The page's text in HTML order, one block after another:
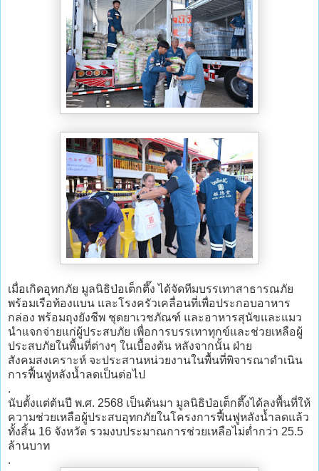
เมื่อเกิดอุทกภัย มูลนิธิป่อเต็กตึ๊ง ได้จัดทีมบรรเทาสาธารณภัย
พร้อมเรือท้องแบน และโรงครัวเคลื่อนที่เพื่อประกอบอาหาร
กล่อง พร้อมถุงยังชีพ ชุดยาเวชภัณฑ์ และอาหารสุนัขและแมว
นำแจกจ่ายแก่ผู้ประสบภัย เพื่อการบรรเทาทุกข์และช่วยเหลือผู้
ประสบภัยในพื้นที่ต่างๆ ในเบื้องต้น หลังจากนั้น ฝ่าย
สังคมสงเคราะห์ จะประสานหน่วยงานในพื้นที่พิจารณาดำเนิน
การฟื้นฟูหลังน้ำลดเป็นต่อไป
.
นับตั้งแต่ต้นปี พ.ศ. 2568 เป็นต้นมา มูลนิธิป่อเต็กตึ๊งได้ลงพื้นที่ให้
ความช่วยเหลือผู้ประสบอุทกภัยในโครงการฟื้นฟูหลังน้ำลดแล้ว
ทั้งสิ้น 16 จังหวัด รวมงบประมาณการช่วยเหลือไม่ต่ำกว่า 25.5
ล้านบาท
.